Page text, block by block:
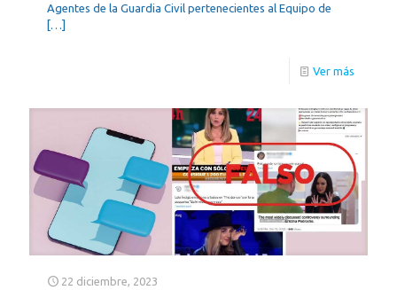
Agentes de la Guardia Civil pertenecientes al Equipo de
[…]
Ver más
22 diciembre, 2023